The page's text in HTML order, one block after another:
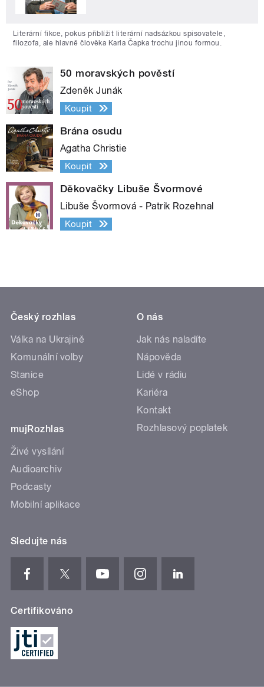
Literární fikce, pokus přiblížit literární nadsázkou spisovatele,
filozofa, ale hlavně člověka Karla Čapka trochu jinou formou.
50 moravských pověstí
Zdeněk Junák
Koupit
Brána osudu
Agatha Christie
Koupit
Děkovačky Libuše Švormové
Libuše Švormová - Patrik Rozehnal
Koupit
Český rozhlas
Válka na Ukrajině
Komunální volby
Stanice
eShop
mujRozhlas
Živé vysílání
Audioarchiv
Podcasty
Mobilní aplikace
O nás
Jak nás naladíte
Nápověda
Lidé v rádiu
Kariéra
Kontakt
Rozhlasový poplatek
Sledujte nás
Certifikováno